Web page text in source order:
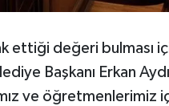
ettiği değeri bulması
Başkanı Erkan
ve öğretmenlerimiz